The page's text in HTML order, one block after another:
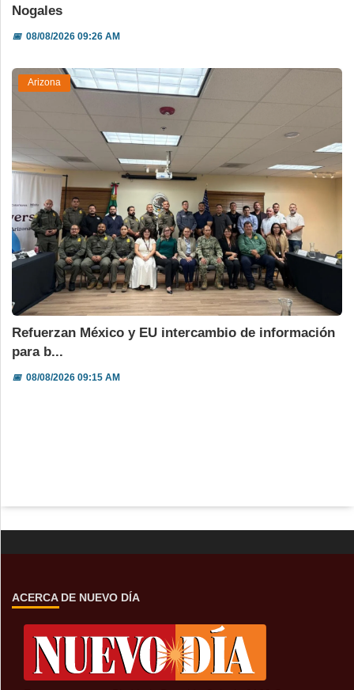
Nogales
📅08/08/2026 09:26 AM
Arizona
Refuerzan México y EU intercambio de información
para b...
📅08/08/2026 09:15 AM
ACERCA DE NUEVO DÍA